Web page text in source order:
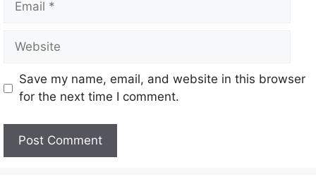
Save my name, email, and website in this browser
for the next time I comment.